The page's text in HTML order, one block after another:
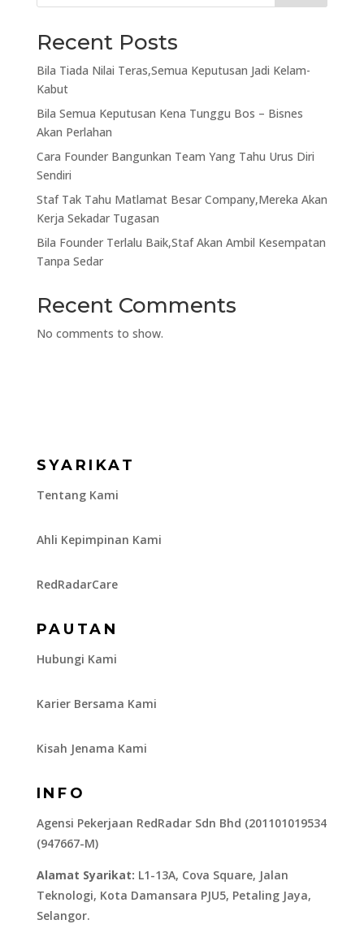
Recent Posts
Bila Tiada Nilai Teras,Semua Keputusan Jadi Kelam-
Kabut
Bila Semua Keputusan Kena Tunggu Bos – Bisnes
Akan Perlahan
Cara Founder Bangunkan Team Yang Tahu Urus Diri
Sendiri
Staf Tak Tahu Matlamat Besar Company,Mereka Akan
Kerja Sekadar Tugasan
Bila Founder Terlalu Baik,Staf Akan Ambil Kesempatan
Tanpa Sedar
Recent Comments
No comments to show.
SYARIKAT
Tentang Kami
Ahli Kepimpinan Kami
RedRadarCare
PAUTAN
Hubungi Kami
Karier Bersama Kami
Kisah Jenama Kami
INFO
Agensi Pekerjaan RedRadar Sdn Bhd (201101019534
(947667-M)
Alamat Syarikat: L1-13A, Cova Square, Jalan
Teknologi, Kota Damansara PJU5, Petaling Jaya,
Selangor.